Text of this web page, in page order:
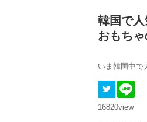
韓国で
おもち
いま韓国中で
16820view